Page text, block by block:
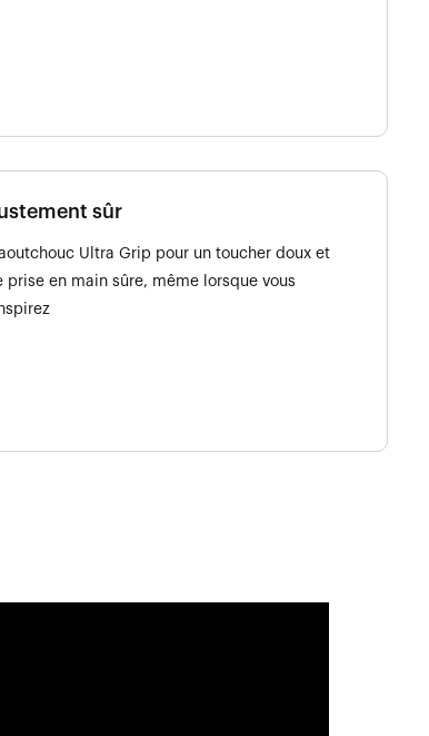
sûr
Ultra Grip pour un toucher doux et
prise en main sûre, même lorsque vous